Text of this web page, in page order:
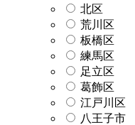
北区
荒川区
板橋区
練馬区
足立区
葛飾区
江戸川区
八王子市